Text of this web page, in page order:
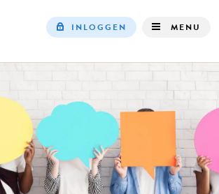
navigation
INLOGGEN MENU